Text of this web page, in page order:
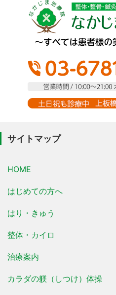
サイトマップ
HOME
はじめての方へ
はり・きゅう
整体・カイロ
治療案内
カラダの躾（しつけ）体操